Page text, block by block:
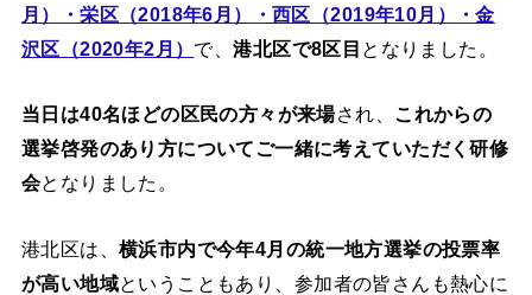
月）・栄区（2018年6月）・西区（2019年10月）・金
沢区（2020年2月） で、港北区で8区目 となりました。
当日は40名ほどの区民の方々が来場され、 これからの
選挙啓発のあり方についてご一緒に考えていただく研修
会となりました。
港北区は、 横浜市内で今年4月の統一地方選挙の投票率
が高い地域ということもあり、参加者の皆さんも熱心に